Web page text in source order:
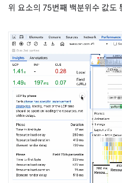
위 요소의 75번째 백분위수 값도